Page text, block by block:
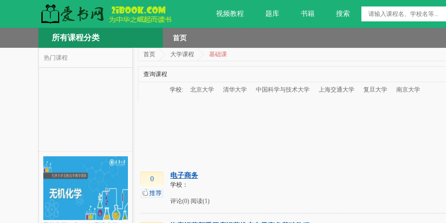
视频教程 题库 书籍 搜索
所有课程分类 首页
热门课程 首页 大学课程 基础课
查询课程
学校: 北京大学 清华大学 中国科学与技术大学 上海交通大学 复旦大学 南京大学
0 电子商务
学校：
评论(0) 阅读(1)